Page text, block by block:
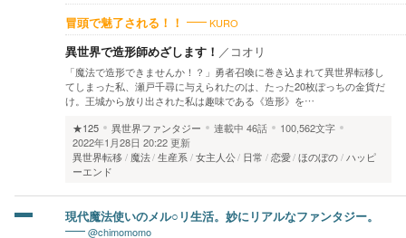
冒頭で魅了される！！ KURO
異世界で造形師めざします！ ／ コオリ
「魔法で造形できませんか！？」勇者召喚に巻き込まれて異世界転移し
てしまった私、瀬戸千尋に与えられたのは、たった20枚ぽっちの金貨だ
け。王城から放り出された私は趣味である《造形》を…
★125
異世界ファンタジー 連載中 46話
100,562文字
2022年1月28日 20:22 更新
異世界転移
魔法 生産系 女主人公 日常 恋愛 ほのぼの ハッピ
ーエンド
現代魔法使いのメル○リ生活。妙にリアルなファンタジー。
@chimomomo